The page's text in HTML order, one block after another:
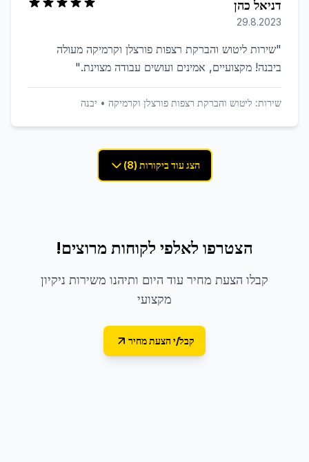
דניאל כהן
29.8.2023
"שירות ליטוש והברקת רצפות פורצלן וקרמיקה מעולה
ביבנה! מקצועיים, אמינים ועושים עבודה מצוינת."
שירות: ליטוש והברקת רצפות פורצלן וקרמיקה • יבנה
הצג עוד ביקורות (8)
הצטרפו לאלפי לקוחות מרוצים!
קבלו הצעת מחיר עוד היום ותיהנו משירות ניקיון
מקצועי
קבל/י הצעת מחיר